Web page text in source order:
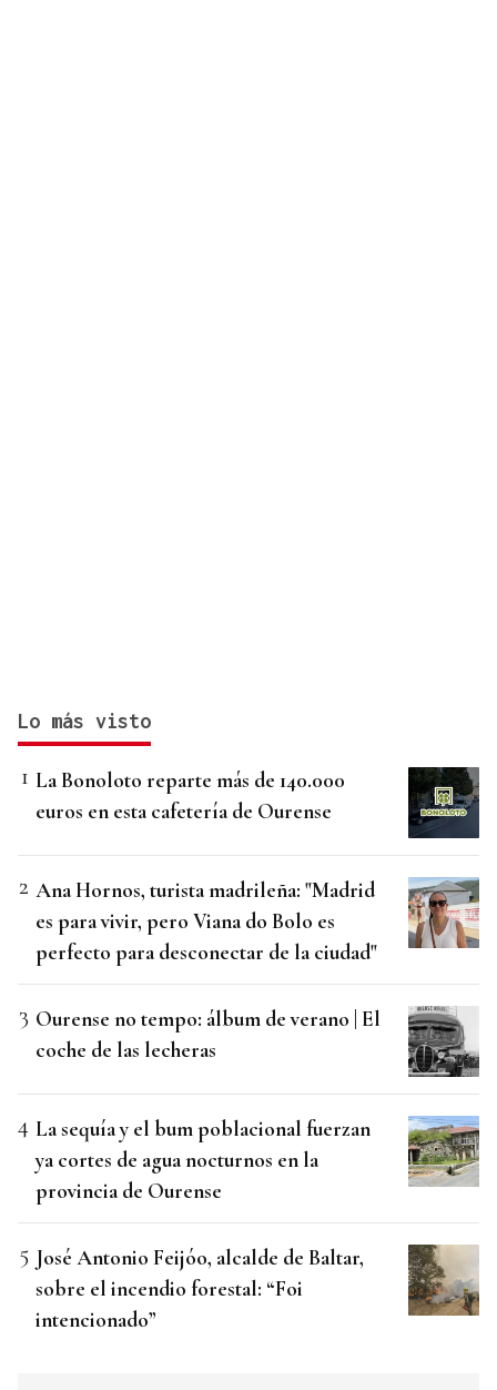
Lo más visto
La Bonoloto reparte más de 140.000
euros en esta cafetería de Ourense
Ana Hornos, turista madrileña: "Madrid
es para vivir, pero Viana do Bolo es
perfecto para desconectar de la ciudad"
Ourense no tempo: álbum de verano | El
coche de las lecheras
La sequía y el bum poblacional fuerzan
ya cortes de agua nocturnos en la
provincia de Ourense
José Antonio Feijóo, alcalde de Baltar,
sobre el incendio forestal: “Foi
intencionado”